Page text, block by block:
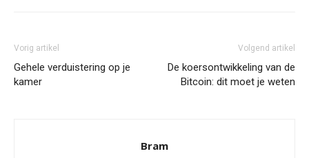
Vorig artikel
Gehele verduistering op je
kamer
Volgend artikel
De koersontwikkeling van de
Bitcoin: dit moet je weten
Bram